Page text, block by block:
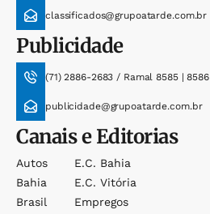
classificados@grupoatarde.com.br
Publicidade
(71) 2886-2683 / Ramal 8585 | 8586
publicidade@grupoatarde.com.br
Canais e Editorias
Autos
Bahia
Brasil
E.c. Bahia
E.c. Vitória
Empregos